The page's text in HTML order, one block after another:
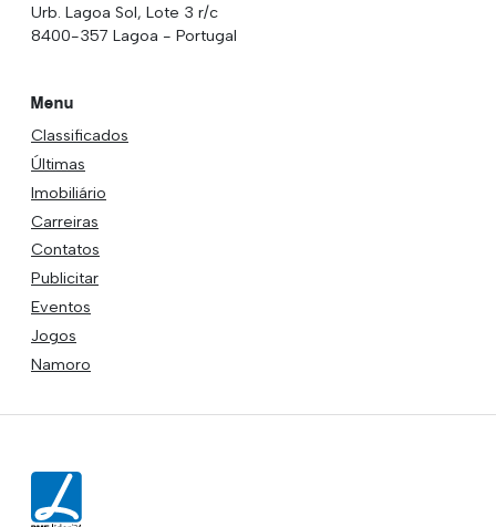
Urb. Lagoa Sol, Lote 3 r/c
8400-357 Lagoa - Portugal
Menu
Classificados
Últimas
Imobiliário
Carreiras
Contatos
Publicitar
Eventos
Jogos
Namoro